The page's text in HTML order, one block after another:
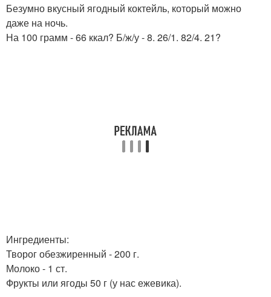
Безумно вкусный ягодный коктейль, который можно
даже на ночь.
На 100 грамм - 66 ккал? Б/ж/у - 8. 26/1. 82/4. 21?
Ингредиенты:
Творог обезжиренный - 200 г.
Молоко - 1 ст.
Фрукты или ягоды 50 г (у нас ежевика).